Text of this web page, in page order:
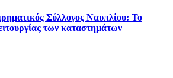
Σύλλογος Ναυπλίου: Το
των καταστημάτων